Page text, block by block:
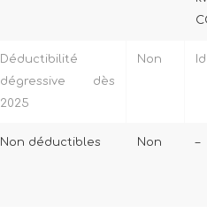
Déductibilité
dégressive dès
2025
Non
Non déductibles Non –